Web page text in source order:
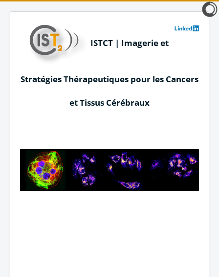
ISTCT | Imagerie et
Stratégies Thérapeutiques pour les Cancers
et Tissus Cérébraux